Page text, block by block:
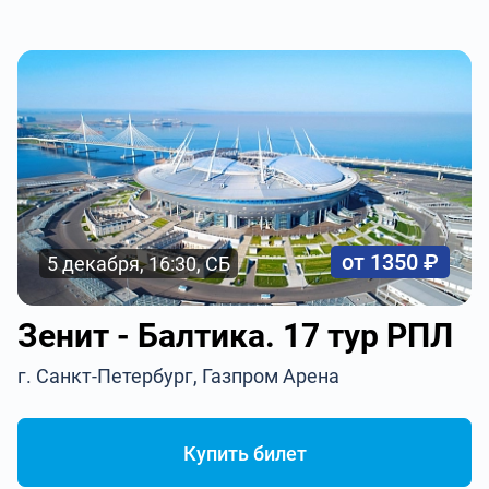
5 декабря, 16:30, СБ от 1350 ₽
Зенит - Балтика. 17 тур РПЛ
г. Санкт-Петербург, Газпром Арена
Купить билет